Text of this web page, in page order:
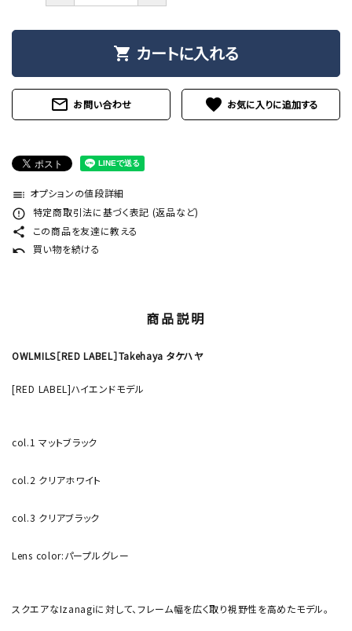
shopping_cart カートに入れる
mail_outline お問い合わせ favorite
toc オプションの値段詳細
error_outline 特定商取引法に基づく表記 (返品など)
share この商品を友達に教える
undo 買い物を続ける
商品説明
OWLMILS［RED LABEL］Takehaya タケハヤ
[RED LABEL]ハイエンドモデル
col.1 マットブラック
col.2 クリアホワイト
col.3 クリアブラック
Lens color:パープルグレー
スクエアなIzanagiに対して、フレーム幅を広く取り視野性を高めたモデル。